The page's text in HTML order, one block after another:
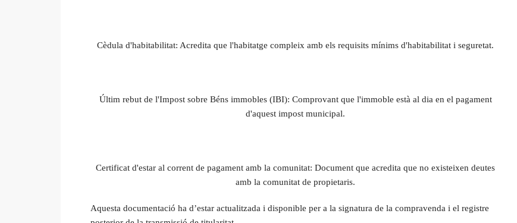
Cèdula d'habitabilitat: Acredita que l'habitatge compleix amb els requisits mínims d'habitabilitat i seguretat.
Últim rebut de l'Impost sobre Béns immobles (IBI): Comprovant que l'immoble està al dia en el pagament
d'aquest impost municipal.
Certificat d'estar al corrent de pagament amb la comunitat: Document que acredita que no existeixen deutes
amb la comunitat de propietaris.
Aquesta documentació ha d’estar actualitzada i disponible per a la signatura de la compravenda i el registre